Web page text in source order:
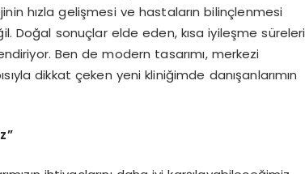
hızla gelişmesi ve hastaların bilinçlenmesi
Doğal sonuçlar elde eden, kısa iyileşme süreleri
Ben de modern tasarımı, merkezi
dikkat çeken yeni kliniğimde danışanlarımın